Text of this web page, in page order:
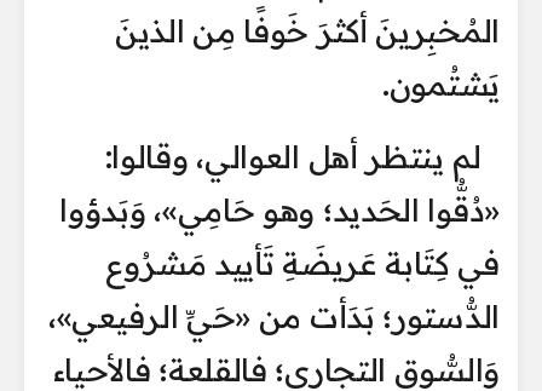
المُخبِرينَ أكثرَ خَوفًا مِن الذينَ
يَشتُمون.
لم ينتظر أهل العوالي، وقالوا:
«دُقُّوا الحَديد؛ وهو حَامِي»، وَبَدؤوا
في كِتَابة عَريضَةِ تَأييد مَشرُوع
الدُّستور؛ بَدَأت من «حَيِّ الرفيعي»،
وَالسُّوق التجاري؛ فالقلعة؛ فالأحياء